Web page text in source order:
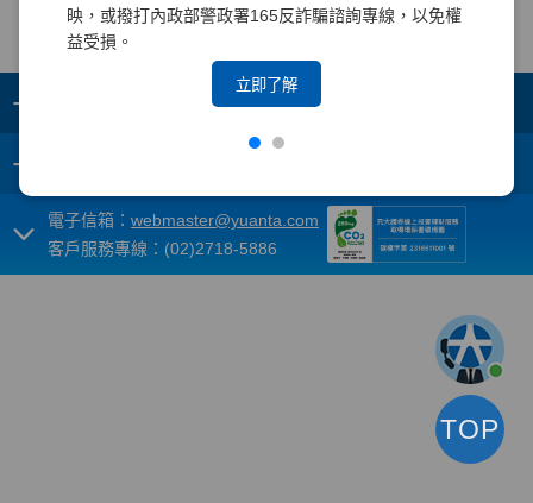
映，或撥打內政部警政署165反詐騙諮詢專線，以免權
益受損。
立即了解
+
+
電子信箱： webmaster@yuanta.com
客戶服務專線：(02)2718-5886
TOP